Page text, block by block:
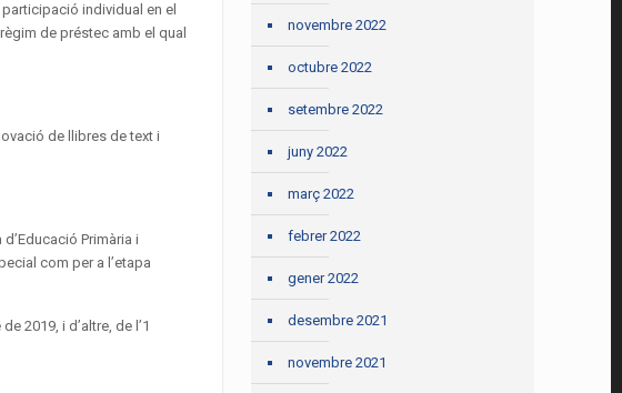
individual en el
de préstec amb el qual
de llibres de text i
Primària i
com per a l’etapa
2019, i d’altre, de l’1
novembre 2022
octubre 2022
setembre 2022
juny 2022
març 2022
febrer 2022
gener 2022
desembre 2021
novembre 2021